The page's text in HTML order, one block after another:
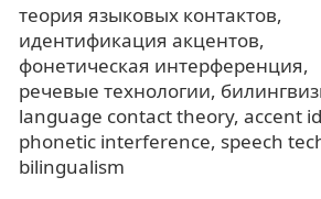
теория языковых контактов
идентификация акцентов
фонетическая интерференция
речевые технологии
language contact theory accent
phonetic interference speech
bilingualism